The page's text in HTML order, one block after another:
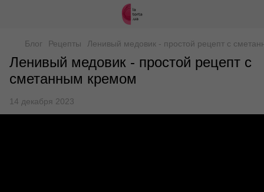
Блог Рецепты Ленивый медовик - простой рецепт с
Ленивый медовик - простой рецепт с
сметанным кремом
14 декабря 2023